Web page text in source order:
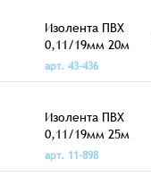
Изолента ПВХ
0,11/19мм 20м
черная M1920B
арт. 43-436
Изолента ПВХ
0,11/19мм 25м
черная
арт. 11-898